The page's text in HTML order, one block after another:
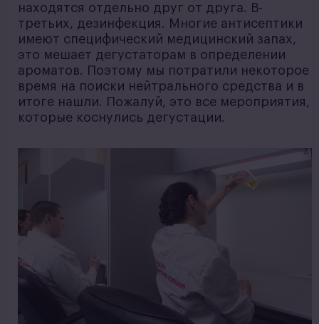
находятся отдельно друг от друга. В-
третьих, дезинфекция. Многие антисептики
имеют специфический медицинский запах,
это мешает дегустаторам в определении
ароматов. Поэтому мы потратили некоторое
время на поиски нейтрального средства и в
итоге нашли. Пожалуй, это все мероприятия,
которые коснулись дегустации.